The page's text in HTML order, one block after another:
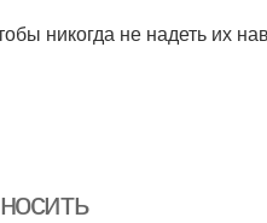
никогда не надеть их